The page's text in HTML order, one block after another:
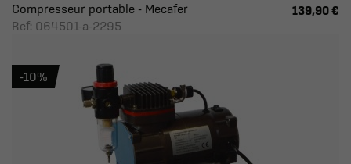
Compresseur portable - Mecafer
Ref: 064501-a-2295
139,90 €
-10%